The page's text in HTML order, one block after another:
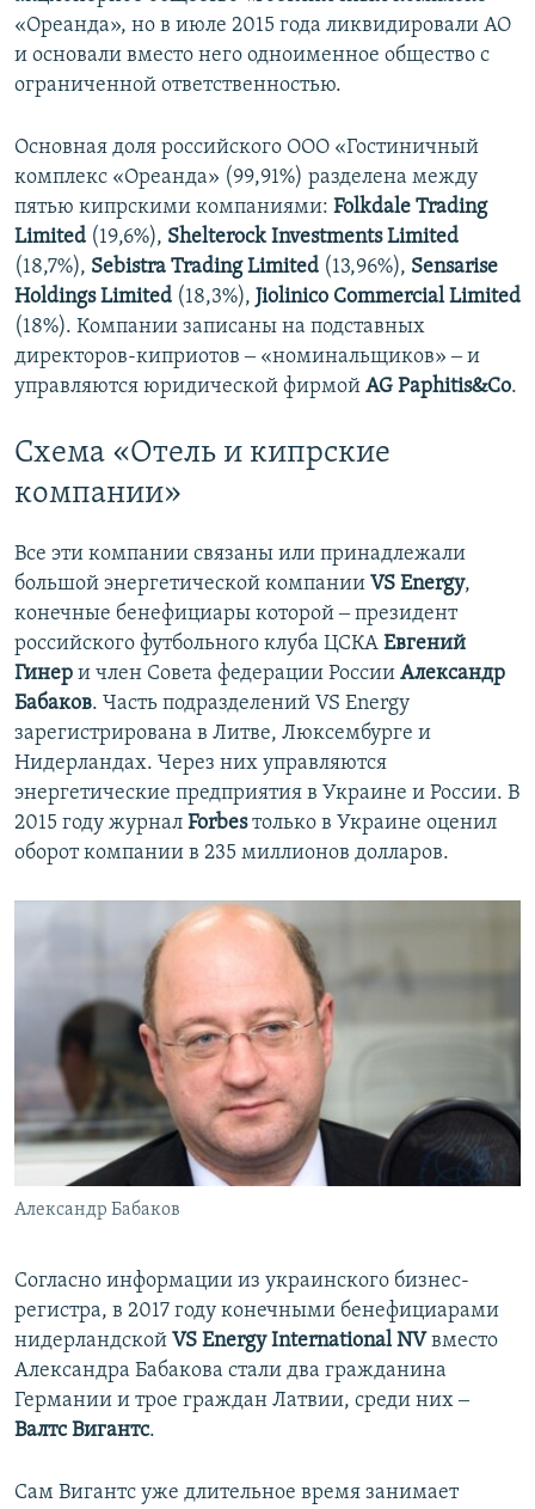
«Ореанда», но в июле 2015 года ликвидировали АО
и основали вместо него одноименное общество с
ограниченной ответственностью.
Основная доля российского ООО «Гостиничный
комплекс «Ореанда» (99,91%) разделена между
пятью кипрскими компаниями: Folkdale Trading
Limited (19,6%), Shelterock Investments Limited
(18,7%), Sebistra Trading Limited (13,96%), Sensarise
Holdings Limited (18,3%), Jiolinico Commercial Limited
(18%). Компании записаны на подставных
директоров-киприотов ‒ «номинальщиков» ‒ и
управляются юридической фирмой AG Paphitis&Co.
Схема «Отель и кипрские
компании»
Все эти компании связаны или принадлежали
большой энергетической компании VS Energy,
конечные бенефициары которой ‒ президент
российского футбольного клуба ЦСКА Евгений
Гинер и член Совета федерации России Александр
Бабаков. Часть подразделений VS Energy
зарегистрирована в Литве, Люксембурге и
Нидерландах. Через них управляются
энергетические предприятия в Украине и России. В
2015 году журнал Forbesтолько в Украине оценил
оборот компании в 235 миллионов долларов.
Александр Бабаков
Согласно информации из украинского бизнес-
регистра, в 2017 году конечными бенефициарами
нидерландской VS Energy International NV вместо
Александра Бабакова стали два гражданина
Германии и трое граждан Латвии, среди них ‒
Валтс Вигантс.
Сам Вигантс уже длительное время занимает